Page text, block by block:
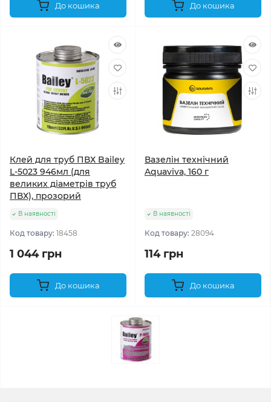
До кошика До кошика
Клей для труб ПВХ Bailey
L-5023 946мл (для
великих діаметрів труб
ПВХ), прозорий
В наявності
Код товару: 18458
1 044 грн
До кошика
Вазелін технічний
Aquaviva, 160 г
В наявності
Код товару: 28094
114 грн
До кошика